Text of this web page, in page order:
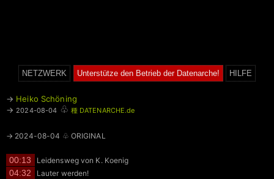
NETZWERK Unterstütze den Betrieb der Datenarche! HILFE
→ Heiko Schöning
→ 2024-08-04 ♧ 種 DATENARCHE.de
→ 2024-08-04 ♧ ORIGINAL
00:13 Leidensweg von K. Koenig
04:32 Lauter werden!